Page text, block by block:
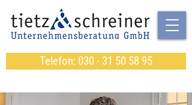
Telefon: 030 - 31 50 58 95